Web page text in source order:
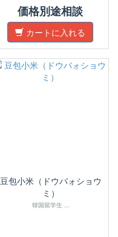
価格別途相談
カートに入れる
豆包小米（ドウバォショウ
ミ）
韓国留学生 ...